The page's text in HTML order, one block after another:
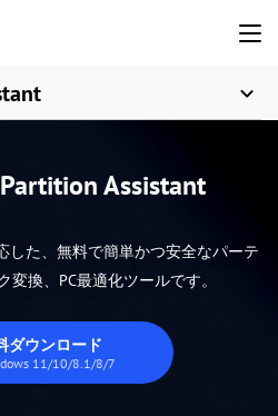
Assistant
た、無料で簡単かつ安全なパーテ
変換、PC最適化ツールです。
ダウンロード
11/10/8.1/8/7